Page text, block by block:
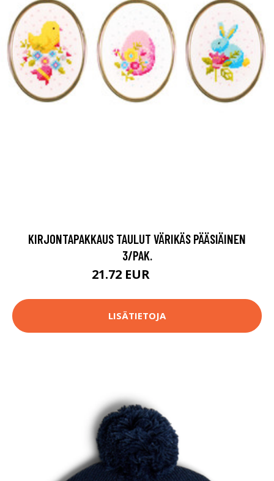
KIRJONTAPAKKAUS TAULUT VÄRIKÄS PÄÄSIÄINEN
3/PAK.
21.72 EUR
LISÄTIETOJA